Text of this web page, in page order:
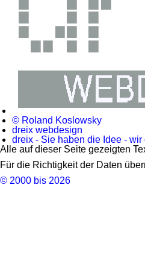
© Roland Koslowsky
dreix webdesign
dreix - Sie haben die Idee -
Alle auf dieser Seite gezeigten
Für die Richtigkeit der Daten
© 2000 bis 2026